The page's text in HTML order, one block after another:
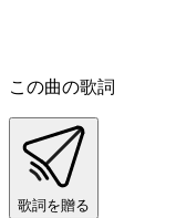
この曲の歌詞
歌詞を贈る